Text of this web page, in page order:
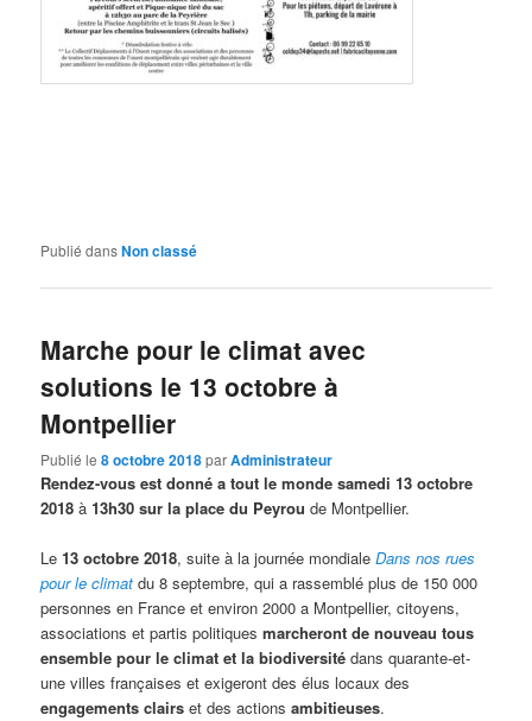
Publié dansNon classé
Marche pour le climat avec
solutions le 13 octobre à
Montpellier
Publié le8 octobre 2018parAdministrateur
Rendez-vous est donné a tout le monde samedi 13 octobre
2018à13h30 sur la place du Peyrou de Montpellier.
Le13 octobre 2018, suite à la journée mondialeDans nos rues
pour le climat du 8 septembre, qui a rassemblé plus de 150 000
personnes en France et environ 2000 a Montpellier, citoyens,
associations et partis politiquesmarcheront de nouveau tous
ensemble pour le climat et la biodiversité dans quarante-et-
une villes françaises et exigeront des élus locaux des
engagements clairs et des actionsambitieuses.